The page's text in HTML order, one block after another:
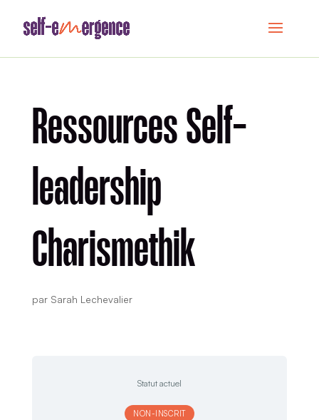
Ressources Self-
leadership
Charismethik
par Sarah Lechevalier
Statut actuel
NON-INSCRIT